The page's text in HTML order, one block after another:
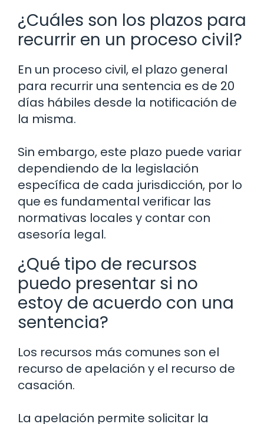
¿Cuáles son los plazos para
recurrir en un proceso civil?
En un proceso civil, el plazo general
para recurrir una sentencia es de 20
días hábiles desde la notificación de
la misma.
Sin embargo, este plazo puede variar
dependiendo de la legislación
específica de cada jurisdicción, por lo
que es fundamental verificar las
normativas locales y contar con
asesoría legal.
¿Qué tipo de recursos
puedo presentar si no
estoy de acuerdo con una
sentencia?
Los recursos más comunes son el
recurso de apelación y el recurso de
casación.
La apelación permite solicitar la